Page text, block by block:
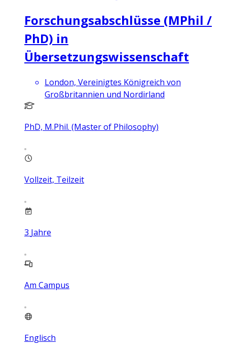
Forschungsabschlüsse (MPhil /
PhD) in
Übersetzungswissenschaft
London, Vereinigtes Königreich von
Großbritannien und Nordirland
PhD, M.Phil. (Master of Philosophy)
Vollzeit, Teilzeit
3 Jahre
Am Campus
Englisch